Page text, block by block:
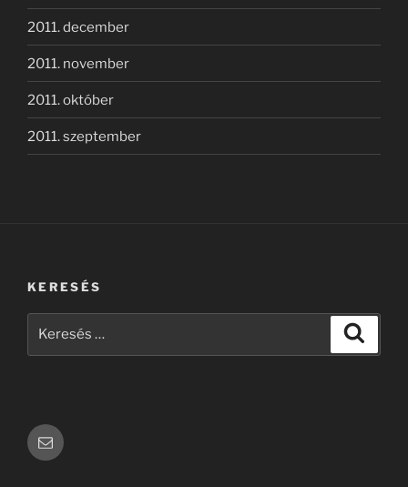
2011. december
2011. november
2011. október
2011. szeptember
KERESÉS
Email